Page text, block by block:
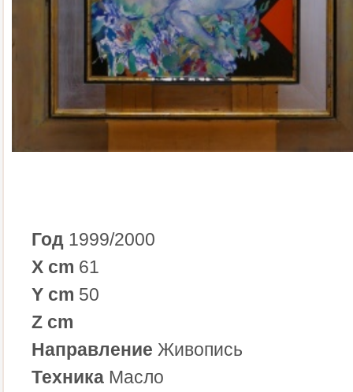
Год 1999/2000
X cm 61
Y cm 50
Z cm
Направление Живопись
Техника Масло